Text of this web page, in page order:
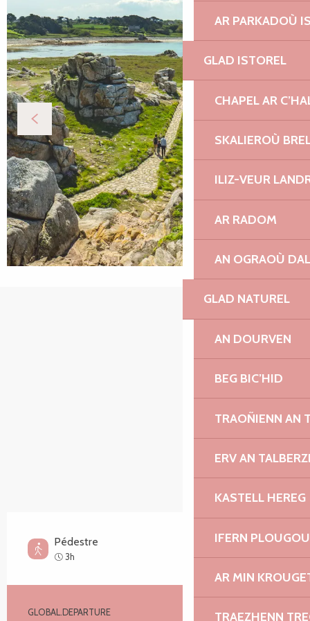
AR PARKADOÙ
GLAD ISTOREL
CHAPEL AR
SKALIEROÙ
ILIZ-VEUR
AR RADOM
AN OGRAOÙ
GLAD NATUREL
AN DOURVEN
BEG BIC’HID
TRAOÑIENN AN
ERV AN
KASTELL HEREG
IFERN
AR MIN
TRAEZHENN
Pédestre
3h Facile
Informations pratiques
GLOBAL.DEPARTURE Plougrescant